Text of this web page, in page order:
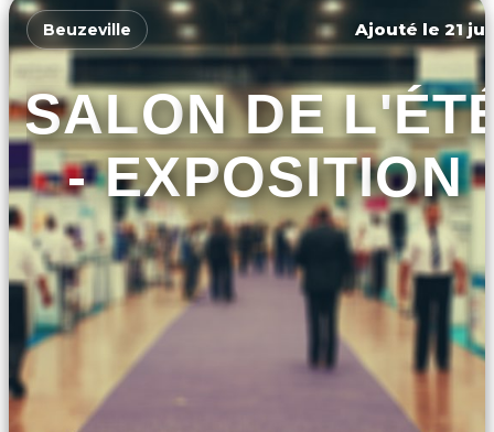
Beuzeville Ajouté le 21
SALON DE
- EXPOSITION